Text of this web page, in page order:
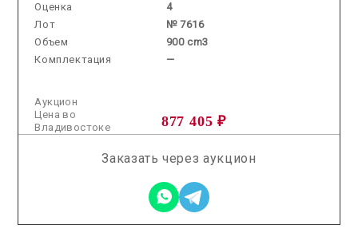
Оценка
4
Лот
№ 7616
Объем
900 cm3
Комплектация
—
Аукцион
877 405 ₽
Цена во
Владивостоке
Заказать через аукцион